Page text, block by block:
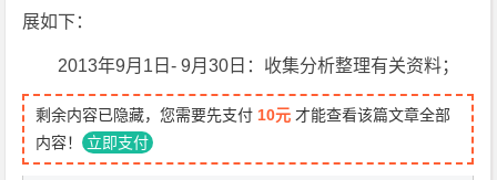
展如下：
2013年9月1日- 9月30日：收集分析整理有关资料；
剩余内容已隐藏，您需要先支付 10元 才能查看该篇文章全部
内容！ 立即支付